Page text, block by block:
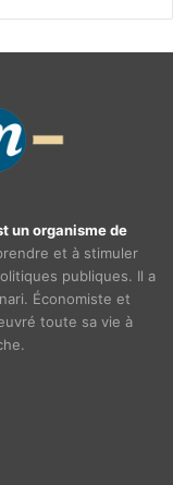
un organisme de
et à stimuler
publiques. Il a
Économiste et
toute sa vie à